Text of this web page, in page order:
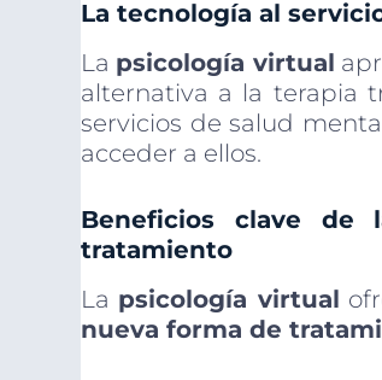
La tecnología al
La psicología virtual
alternativa a la terapia
servicios de salud
acceder a ellos.
Beneficios clave de
tratamiento
La psicología virtual
nueva forma de